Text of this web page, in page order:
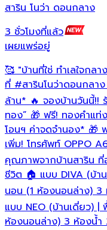
สาริน โนว่า ดอนกลาง
3 ชั่วโมงที่แล้ว
เผยแพร่อยู่
🥰 "บ้านที่ใช่ ทำเลใจกล
ที่#สารินโนว่าดอนกลาง
ล้าน* 🔥 จองบ้านวันนี้!!
ทอง” 🎁 ฟรี! ทองคำแท่
โอนฯ ค่าจดจำนอง* 🎁
เพิ่ม! โทรศัพท์ OPPO
คุณภาพจากบ้านสาริน ที่
ชีวิต 🏠 แบบ DIVA (บ้า
นอน (1 ห้องนอนล่าง)
แบบ NEO (บ้านเดี่ยว) |
ห้องนอนล่าง) 3 ห้องน้ำ